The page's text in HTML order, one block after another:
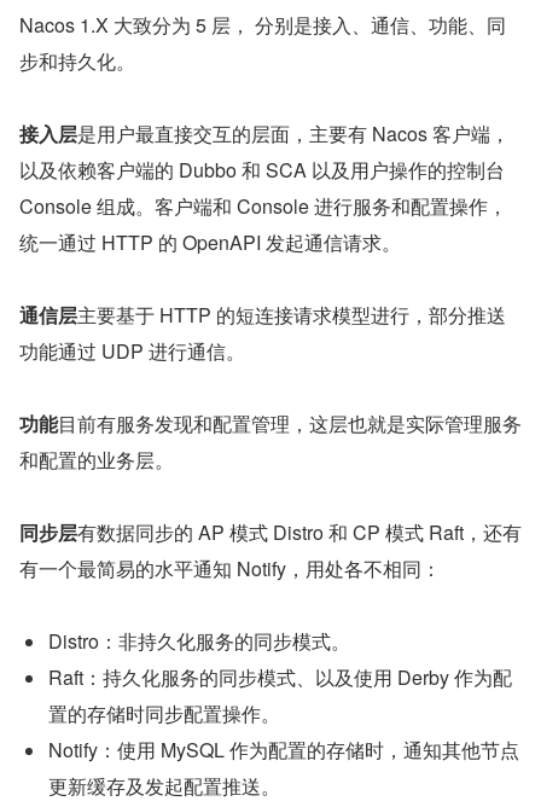
Nacos 1.X 大致分为 5 层， 分别是接入、通信、功能、同
步和持久化。
接入层是用户最直接交互的层面，主要有 Nacos 客户端，
以及依赖客户端的 Dubbo 和 SCA 以及用户操作的控制台
Console 组成。客户端和 Console 进行服务和配置操作，
统一通过 HTTP 的 OpenAPI 发起通信请求。
通信层主要基于 HTTP 的短连接请求模型进行，部分推送
功能通过 UDP 进行通信。
功能目前有服务发现和配置管理，这层也就是实际管理服务
和配置的业务层。
同步层有数据同步的 AP 模式 Distro 和 CP 模式 Raft，还有
有一个最简易的水平通知 Notify，用处各不相同：
Distro：非持久化服务的同步模式。
Raft：持久化服务的同步模式、以及使用 Derby 作为配
置的存储时同步配置操作。
Notify：使用 MySQL 作为配置的存储时，通知其他节点
更新缓存及发起配置推送。